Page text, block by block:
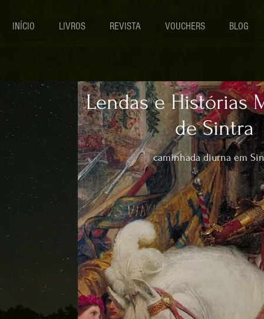
INÍCIO LIVROS REVISTA VOUCHERS BLOG
Lendas e Histórias
de Sintra
caminhada diurna em